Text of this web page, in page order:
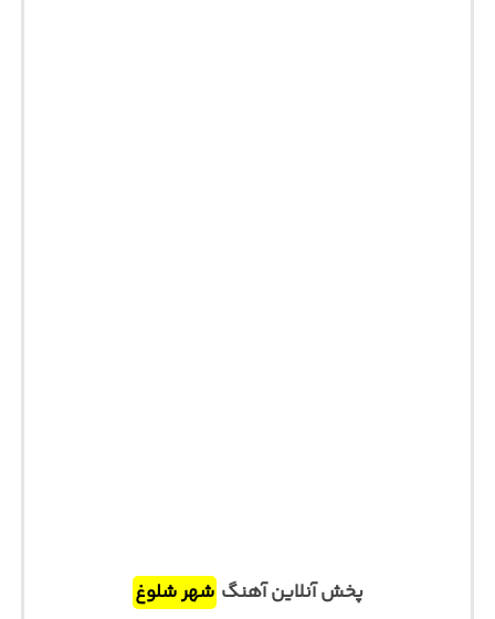
پخش آنلاین آهنگ شهر شلوغ